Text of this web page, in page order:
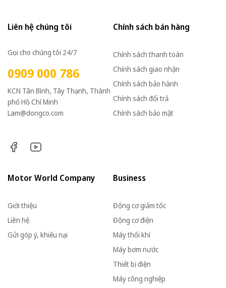
Liên hệ chúng tôi
Gọi cho chúng tôi 24/7
0909 000 786
KCN Tân Bình, Tây Thạnh, Thành
phố Hồ Chí Minh
Lam@dongco.com
Chính sách bán hàng
Chính sách thanh toán
Chính sách giao nhận
Chính sách bảo hành
Chính sách đổi trả
Chính sách bảo mật
Motor World Company
Giới thiệu
Liên hệ
Gửi góp ý, khiếu nại
Business
Động cơ giảm tốc
Động cơ điện
Máy thổi khí
Máy bơm nước
Thiết bị điện
Máy công nghiệp